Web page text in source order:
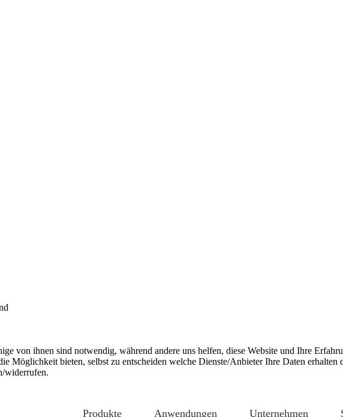
Produkte Anwendungen Unternehmen
von ihnen sind notwendig, während andere uns helfen, diese Website und Ihre
Möglichkeit bieten, selbst zu entscheiden welche Dienste/­Anbieter Ihre Daten
­widerrufen.